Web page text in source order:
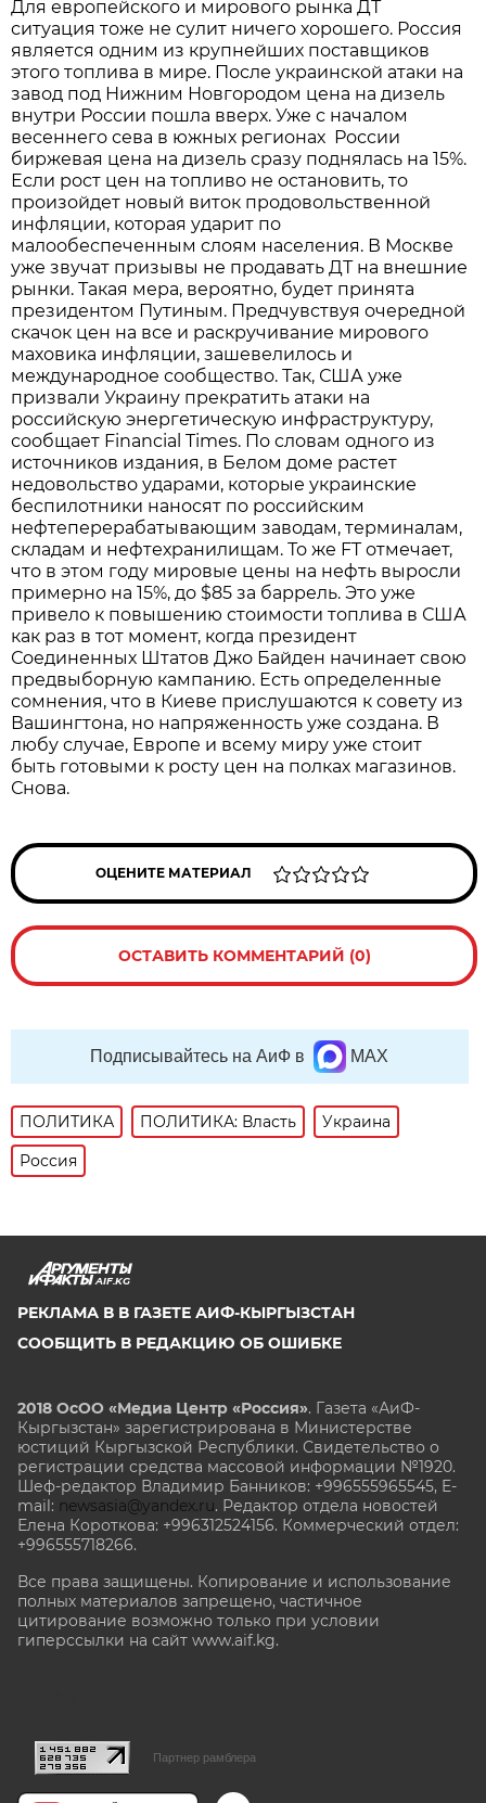
Для европейского и мирового рынка ДТ
ситуация тоже не сулит ничего хорошего. Россия
является одним из крупнейших поставщиков
этого топлива в мире. После украинской атаки на
завод под Нижним Новгородом цена на дизель
внутри России пошла вверх. Уже с началом
весеннего сева в южных регионах России
биржевая цена на дизель сразу поднялась на 15%.
Если рост цен на топливо не остановить, то
произойдет новый виток продовольственной
инфляции, которая ударит по
малообеспеченным слоям населения. В Москве
уже звучат призывы не продавать ДТ на внешние
рынки. Такая мера, вероятно, будет принята
президентом Путиным. Предчувствуя очередной
скачок цен на все и раскручивание мирового
маховика инфляции, зашевелилось и
международное сообщество. Так, США уже
призвали Украину прекратить атаки на
российскую энергетическую инфраструктуру,
сообщает Financial Times. По словам одного из
источников издания, в Белом доме растет
недовольство ударами, которые украинские
беспилотники наносят по российским
нефтеперерабатывающим заводам, терминалам,
складам и нефтехранилищам. То же FT отмечает,
что в этом году мировые цены на нефть выросли
примерно на 15%, до $85 за баррель. Это уже
привело к повышению стоимости топлива в США
как раз в тот момент, когда президент
Соединенных Штатов Джо Байден начинает свою
предвыборную кампанию. Есть определенные
сомнения, что в Киеве прислушаются к совету из
Вашингтона, но напряженность уже создана. В
любу случае, Европе и всему миру уже стоит
быть готовыми к росту цен на полках магазинов.
Снова.
ОЦЕНИТЕ МАТЕРИАЛ
ОСТАВИТЬ КОММЕНТАРИЙ (0)
Подписывайтесь на АиФ в MAX
ПОЛИТИКА ПОЛИТИКА: Власть
Украина
Россия
AIF.KG
РЕКЛАМА В В ГАЗЕТЕ АИФ-КЫРГЫЗСТАН
СООБЩИТЬ В РЕДАКЦИЮ ОБ ОШИБКЕ
2018 ОсОО «Медиа Центр «Россия». Газета «АиФ-
Кыргызстан» зарегистрирована в Министерстве
юстиций Кыргызской Республики. Свидетельство о
регистрации средства массовой информации №1920.
Шеф-редактор Владимир Банников: +996555965545, E-
mail: newsasia@yandex.ru. Редактор отдела новостей
Елена Короткова: +996312524156. Коммерческий отдел:
+996555718266.
Все права защищены. Копирование и использование
полных материалов запрещено, частичное
цитирование возможно только при условии
гиперссылки на сайт www.aif.kg.
Партнер рамблера